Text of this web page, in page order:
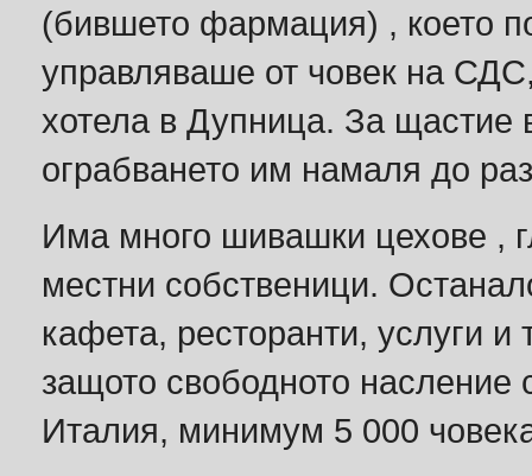
(бившето фармация) , което
управляваше от човек на
хотела в Дупница. За щастие
ограбването им намаля до
Има много шивашки цехове ,
местни собственици.
кафета, ресторанти, услуги и
защото свободното насление
Италия, минимум 5 000